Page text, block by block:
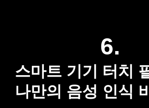
6.
스마트 기기 터치
나만의 음성 인식